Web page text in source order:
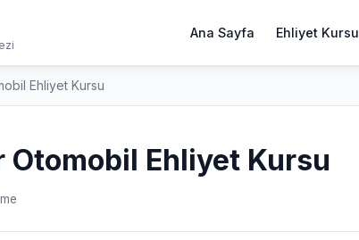
Ana Sayfa Ehliyet Kursu
Ehliyet Kursu
Otomobil Ehliyet Kursu